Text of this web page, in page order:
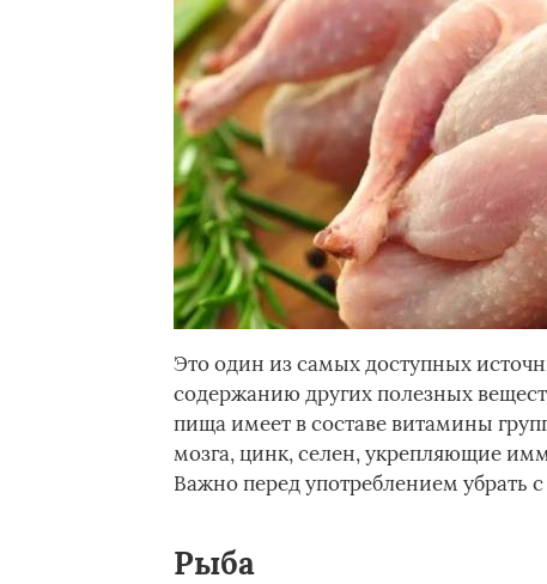
Это один из самых доступных
содержанию других полезных
пища имеет в составе витамины
мозга, цинк, селен, укрепляющие
Важно перед употреблением убрать
Рыба